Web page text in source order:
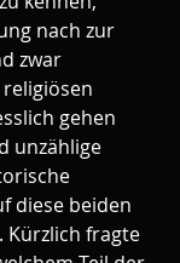
nach zur
zwar
gehen
unzählige
diese beiden
Kürzlich fragte